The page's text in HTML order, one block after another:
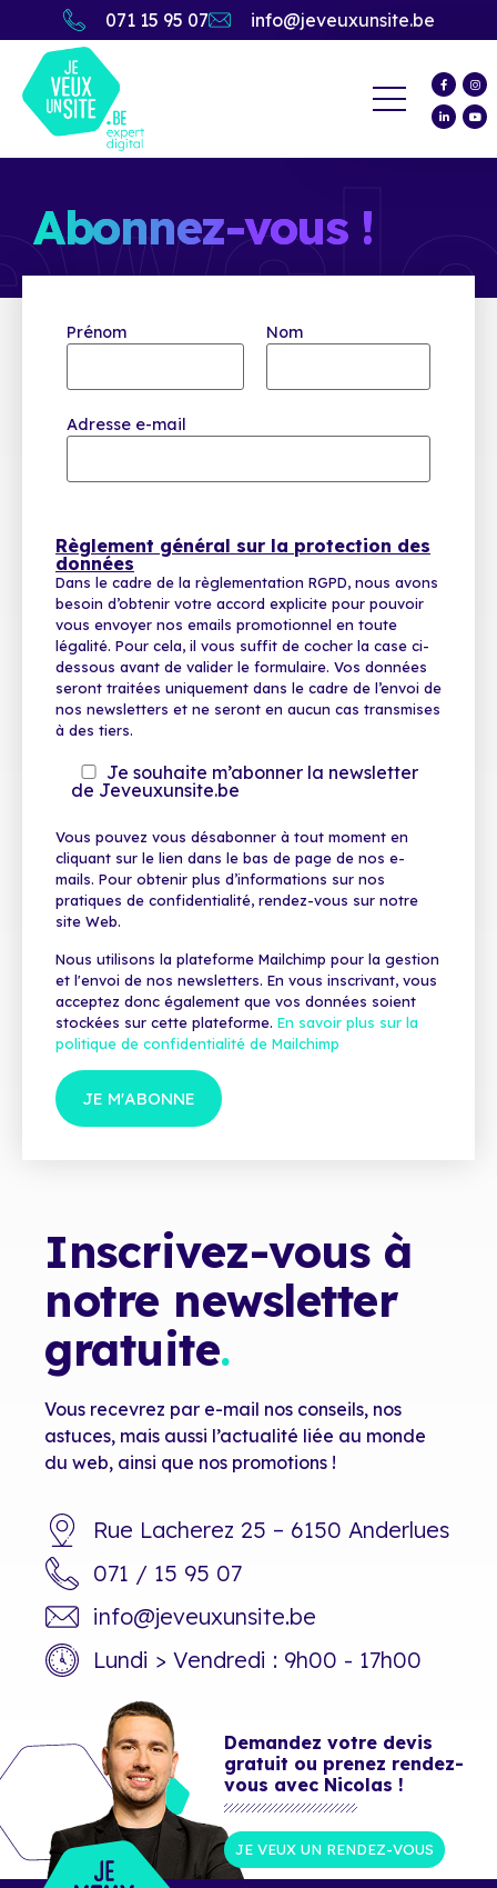
071 15 95 07 info@jeveuxunsite.be
Abonnez-vous !
Inscrivez-vous à
notre newsletter
gratuite.
Vous recevrez par e-mail nos conseils, nos
astuces, mais aussi l’actualité liée au monde
du web, ainsi que nos promotions !
Rue Lacherez 25 – 6150 Anderlues
071 / 15 95 07
info@jeveuxunsite.be
Lundi > Vendredi : 9h00 - 17h00
Prénom Nom
Adresse e-mail
Règlement général sur la protection des
données
Dans le cadre de la règlementation RGPD, nous avons
besoin d’obtenir votre accord explicite pour pouvoir
vous envoyer nos emails promotionnel en toute
légalité. Pour cela, il vous suffit de cocher la case ci-
dessous avant de valider le formulaire. Vos données
seront traitées uniquement dans le cadre de l’envoi de
nos newsletters et ne seront en aucun cas transmises
à des tiers.
Je souhaite m’abonner la newsletter
de Jeveuxunsite.be
Vous pouvez vous désabonner à tout moment en
cliquant sur le lien dans le bas de page de nos e-
mails. Pour obtenir plus d’informations sur nos
pratiques de confidentialité, rendez-vous sur notre
site Web.
Nous utilisons la plateforme Mailchimp pour la gestion
et l'envoi de nos newsletters. En vous inscrivant, vous
acceptez donc également que vos données soient
stockées sur cette plateforme. En savoir plus sur la
politique de confidentialité de Mailchimp
Demandez votre devis
gratuit ou prenez rendez-
vous avec Nicolas !
JE VEUX UN RENDEZ-VOUS